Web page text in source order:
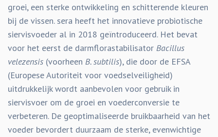
groei, een sterke ontwikkeling en schitterende kleuren
bij de vissen. sera heeft het innovatieve probiotische
siervisvoeder al in 2018 geïntroduceerd. Het bevat
voor het eerst de darmflorastabilisator Bacillus
velezensis (voorheen B. subtilis), die door de EFSA
(Europese Autoriteit voor voedselveiligheid)
uitdrukkelijk wordt aanbevolen voor gebruik in
siervisvoer om de groei en voederconversie te
verbeteren. De geoptimaliseerde bruikbaarheid van het
voeder bevordert duurzaam de sterke, evenwichtige